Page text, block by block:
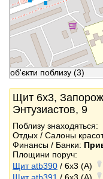
об'єкти поблизу (3)
Щит 6x3,
Энтузиастов, 9
Поблизу знаходяться:
Отдых / Салоны
Финансы / Банки:
Площини поруч:
Щит atb390 / 6x3 (A)